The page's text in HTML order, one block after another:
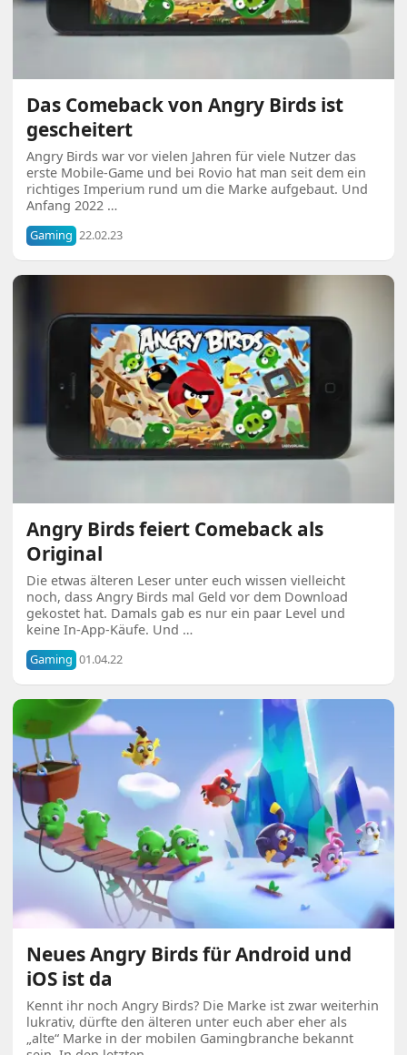
Das Comeback von Angry Birds ist
gescheitert
Angry Birds war vor vielen Jahren für viele Nutzer das
erste Mobile-Game und bei Rovio hat man seit dem ein
richtiges Imperium rund um die Marke aufgebaut. Und
Anfang 2022 …
Gaming 22.02.23
Angry Birds feiert Comeback als
Original
Die etwas älteren Leser unter euch wissen vielleicht
noch, dass Angry Birds mal Geld vor dem Download
gekostet hat. Damals gab es nur ein paar Level und
keine In-App-Käufe. Und …
Gaming 01.04.22
Neues Angry Birds für Android und
iOS ist da
Kennt ihr noch Angry Birds? Die Marke ist zwar weiterhin
lukrativ, dürfte den älteren unter euch aber eher als
„alte“ Marke in der mobilen Gamingbranche bekannt